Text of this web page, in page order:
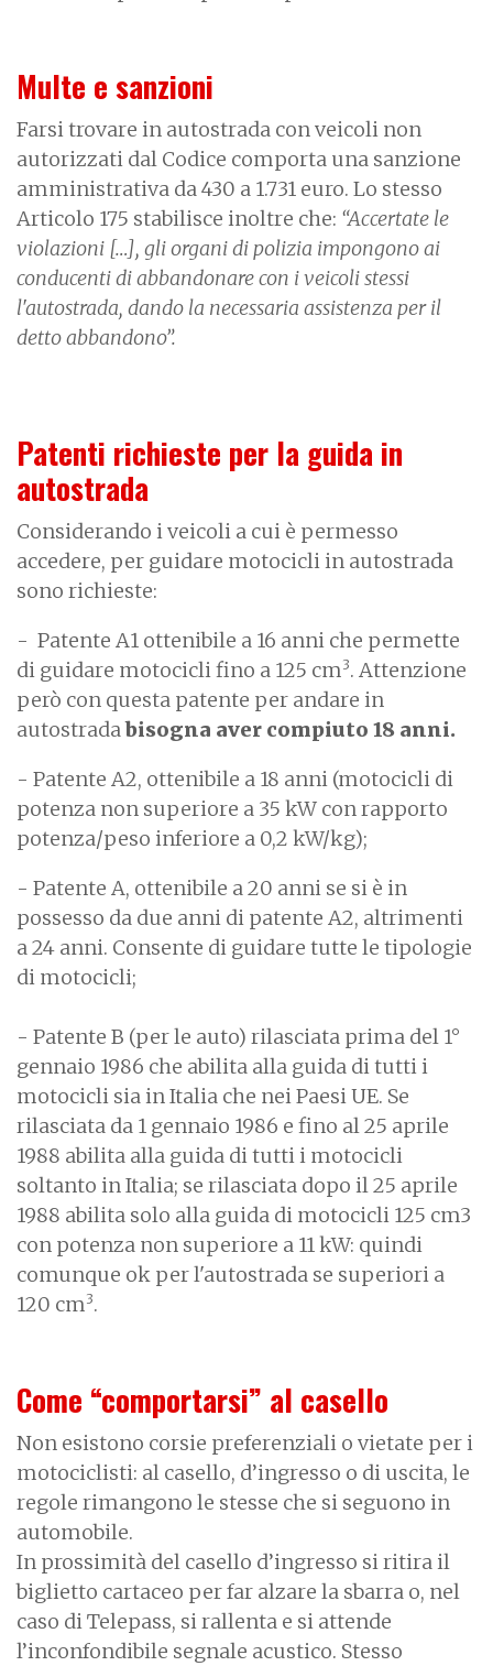
Multe e sanzioni
Farsi trovare in autostrada con veicoli non
autorizzati dal Codice comporta una sanzione
amministrativa da 430 a 1.731 euro. Lo stesso
Articolo 175 stabilisce inoltre che: “Accertate le
violazioni […], gli organi di polizia impongono ai
conducenti di abbandonare con i veicoli stessi
l'autostrada, dando la necessaria assistenza per il
detto abbandono”.
Patenti richieste per la guida in
autostrada
Considerando i veicoli a cui è permesso
accedere, per guidare motocicli in autostrada
sono richieste:
- Patente A1 ottenibile a 16 anni che permette
di guidare motocicli fino a 125 cm3. Attenzione
però con questa patente per andare in
autostradabisogna aver compiuto 18 anni.
- Patente A2, ottenibile a 18 anni (motocicli di
potenza non superiore a 35 kW con rapporto
potenza/peso inferiore a 0,2 kW/kg);
- Patente A, ottenibile a 20 anni se si è in
possesso da due anni di patente A2, altrimenti
a 24 anni. Consente di guidare tutte le tipologie
di motocicli;
- Patente B (per le auto) rilasciata prima del 1°
gennaio 1986 che abilita alla guida di tutti i
motocicli sia in Italia che nei Paesi UE. Se
rilasciata da 1 gennaio 1986 e fino al 25 aprile
1988 abilita alla guida di tutti i motocicli
soltanto in Italia; se rilasciata dopo il 25 aprile
1988 abilita solo alla guida di motocicli 125 cm3
con potenza non superiore a 11 kW: quindi
comunque ok per l'autostrada se superiori a
120 cm3.
Come “comportarsi” al casello
Non esistono corsie preferenziali o vietate per i
motociclisti: al casello, d’ingresso o di uscita, le
regole rimangono le stesse che si seguono in
automobile.
In prossimità del casello d’ingresso si ritira il
biglietto cartaceo per far alzare la sbarra o, nel
caso di Telepass, si rallenta e si attende
l’inconfondibile segnale acustico. Stesso